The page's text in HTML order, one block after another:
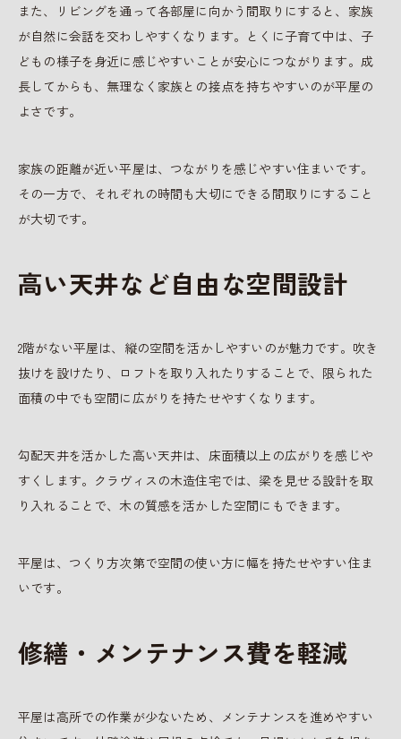
また、リビングを通って各部屋に向かう間取りにすると、家族
が自然に会話を交わしやすくなります。とくに子育て中は、子
どもの様子を身近に感じやすいことが安心につながります。成
長してからも、無理なく家族との接点を持ちやすいのが平屋の
よさです。
家族の距離が近い平屋は、つながりを感じやすい住まいです。
その一方で、それぞれの時間も大切にできる間取りにすること
が大切です。
高い天井など自由な空間設計
2階がない平屋は、縦の空間を活かしやすいのが魅力です。吹き
抜けを設けたり、ロフトを取り入れたりすることで、限られた
面積の中でも空間に広がりを持たせやすくなります。
勾配天井を活かした高い天井は、床面積以上の広がりを感じや
すくします。クラヴィスの木造住宅では、梁を見せる設計を取
り入れることで、木の質感を活かした空間にもできます。
平屋は、つくり方次第で空間の使い方に幅を持たせやすい住ま
いです。
修繕・メンテナンス費を軽減
平屋は高所での作業が少ないため、メンテナンスを進めやすい